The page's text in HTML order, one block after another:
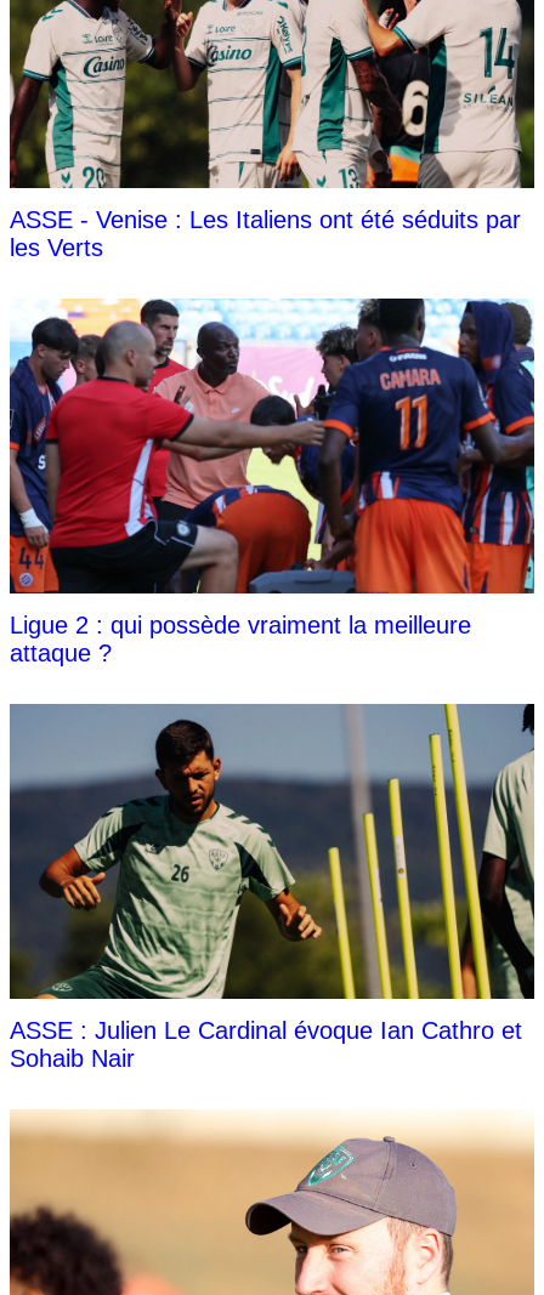
ASSE - Venise : Les Italiens ont été séduits par
les Verts
Ligue 2 : qui possède vraiment la meilleure
attaque ?
ASSE : Julien Le Cardinal évoque Ian Cathro et
Sohaib Nair